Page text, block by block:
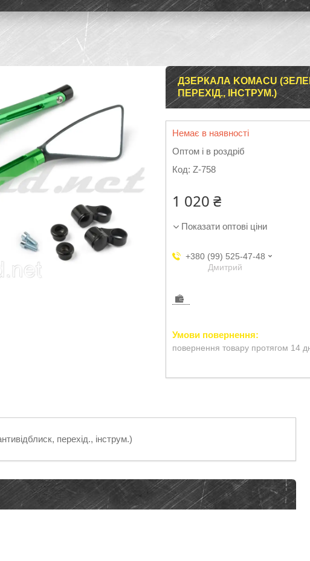
ДЗЕРКАЛА KOMACU
ПЕРЕХІД., ІНСТРУМ.)
Немає в наявності
Оптом і в роздріб
Код: Z-758
1 020 ₴
Показати оптові ціни
+380 (99) 525-47-48
Дмитрий
повернення товару протягом 14
перехід., інструм.)